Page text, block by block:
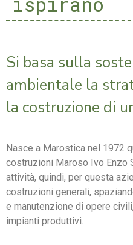
Si basa sulla
ambientale la
la costruzione di
Nasce a Marostica nel 1972
costruzioni Maroso Ivo Enzo
attività, quindi, per questa
costruzioni generali,
e manutenzione di opere
impianti produttivi.